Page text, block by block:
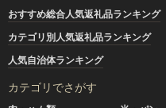
おすすめ総合人気返礼品ランキング
カテゴリ別人気返礼品ランキング
人気自治体ランキング
カテゴリでさがす